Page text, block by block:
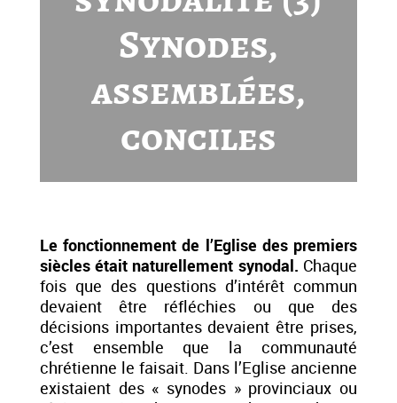
Synodes,
assemblées,
conciles
Le fonctionnement de l’Eglise des premiers
siècles était naturellement synodal. Chaque
fois que des questions d’intérêt commun
devaient être réfléchies ou que des
décisions importantes devaient être prises,
c’est ensemble que la communauté
chrétienne le faisait. Dans l’Eglise ancienne
existaient des « synodes » provinciaux ou